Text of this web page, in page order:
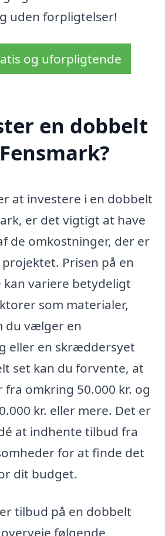
uden forpligtelser!
og uforpligtende
en dobbelt
at investere i en dobbelt
er det vigtigt at have
de omkostninger, der er
Prisen på en
variere betydeligt
som materialer,
du vælger en
eller en skræddersyet
set kan du forvente, at
omkring 50.000 kr. og
kr. eller mere. Det er
at indhente tilbud fra
for at finde det
dit budget.
tilbud på en dobbelt
følgende